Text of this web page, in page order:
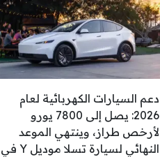
دعم السيارات الكهربائية لعام
2026: يصل إلى 7800 يورو
لأرخص طراز، وينتهي الموعد
النهائي لسيارة تسلا موديل Y في